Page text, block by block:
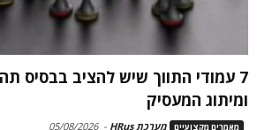
7 עמודי התווך שיש להציב בבסיס
ומיתוג המעסיק
מאמרים מקצועיים מערכת HRus -
05/08/2026